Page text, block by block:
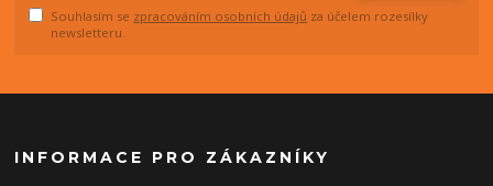
Souhlasím se zpracováním osobních údajů za účelem rozesílky
newsletteru.
INFORMACE PRO ZÁKAZNÍKY